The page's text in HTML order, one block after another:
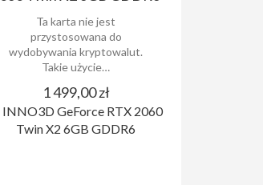
Ta karta nie jest
przystosowana do
wydobywania kryptowalut.
Takie użycie…
1 499,00 zł